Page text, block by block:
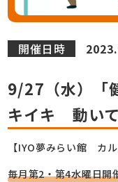
開催日時
9/27（水）「
キイキ 動いて
【IYO夢みらい館 カル
毎月第2・第4水曜日開